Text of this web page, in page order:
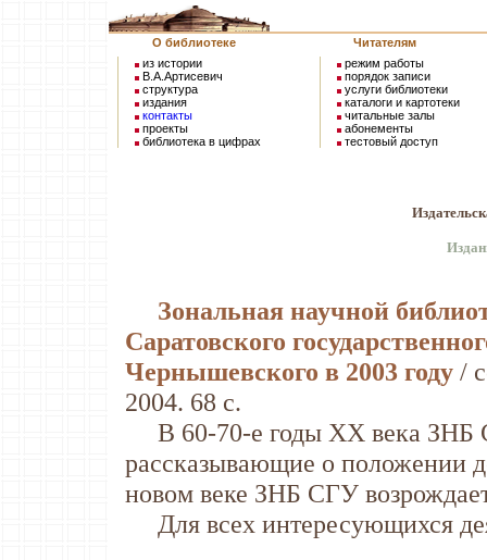
О библиотеке
Читателям
из истории
В.А.Артисевич
структура
издания
контакты
проекты
библиотека в цифрах
режим работы
порядок записи
услуги библиотеки
каталоги и картотеки
читальные залы
абонементы
тестовый доступ
Зональная научной
Саратовского
Чернышевского в 2003 году /
2004. 68 с.
В 60-70-е годы XX века ЗНБ
рассказывающие о положении
новом веке ЗНБ СГУ
Для всех интересующихся